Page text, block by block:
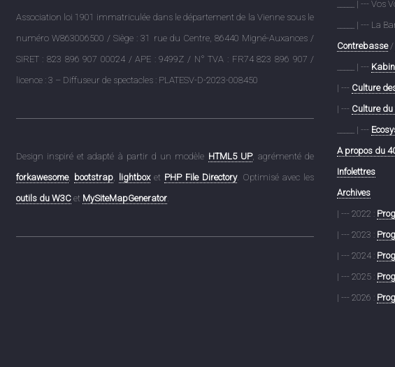
Association loi 1901 immatriculée dans le département de la Vienne sous le
numéro W863006500 / Siège : 31 rue du Centre, 86440 Migné-Auxances /
SIRET : 823 896 907 00024 / APE : 9499Z / N° TVA : FR74 823 896 907 /
licence : 3 – Diffuseur de spectacles : PLATESV-D-2023-008450
Design inspiré et adapté à partir d un modèle HTML5 UP, agrémenté de
forkawesome, bootstrap, lightboxet PHP File Directory. Optimisé avec les
outils du W3Cet MySiteMapGenerator.
_____ | ---
_____ | --- La
Contrebasse/
_____ | ---
| --- Culture
| --- Culture
_____ | ---
A propos du
Infolettres
Archives
| --- 2022 :
| --- 2023 :
| --- 2024 :
| --- 2025 :
| --- 2026 :